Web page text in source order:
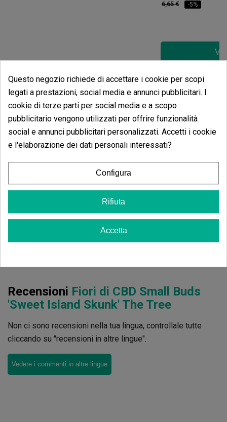
6,65 € -5%
Opinioni dei clienti
5 estrelle
4 estrelle
33.33%
3 estrelle
0.00%
2 estrelle
Scrivi il tuo commento
4.67de5
Recensioni Fiori di CBD Small Buds
'Sweet Island Skunk' The Tree
Non ci sono recensioni nella tua lingua, controllale tutte
cliccando su "recensioni in altre lingue".
Vedere i commenti in altre lingue
Questo negozio richiede di accettare i cookie per scopi
legati a prestazioni, social media e annunci pubblicitari. I
cookie di terze parti per social media e a scopo
pubblicitario vengono utilizzati per offrire funzionalità
social e annunci pubblicitari personalizzati. Accetti i cookie
e l'elaborazione dei dati personali interessati?
Configura
Rifiuta
Accetta